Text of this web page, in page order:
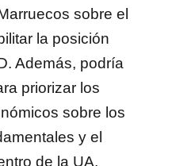
sobre el
la posición
Además, podría
priorizar los
sobre los
y el
de la UA.